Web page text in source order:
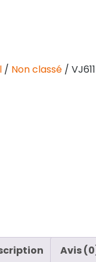
/ Non classé / VJ611
Avis